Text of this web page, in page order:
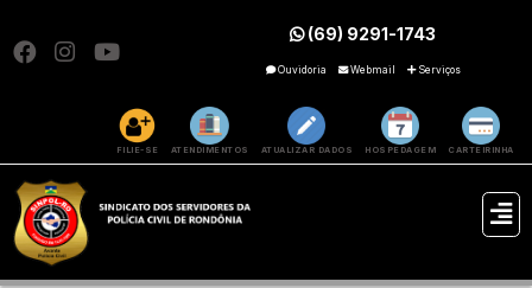
(69) 9291-1743
Ouvidoria Webmail Serviços
FILIE-SE ATENDIMENTOS ATUALIZAR DADOS HOSPEDAGEM CARTEIRINHA